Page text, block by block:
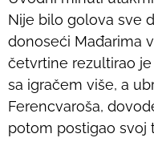
Nije bilo golova sve
donoseći Mađarima
četvrtine rezultirao
sa igračem više, a
Ferencvaroša,
potom postigao svoj